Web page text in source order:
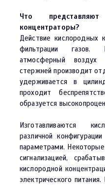
Что
концентраторы?
Действие кислородных
фильтрации газов.
атмосферный
стержней производит
удерживается в
проходит
образуется
Изготавливаются
различной
параметрами.
сигнализацией,
кислородной
электрического